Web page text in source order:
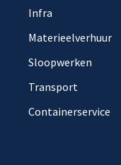
Infra
Materieelverhuur
Sloopwerken
Transport
Containerservice